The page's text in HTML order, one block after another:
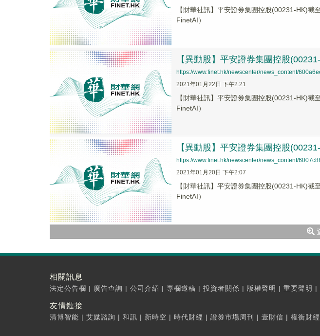
【財華社訊】平安證券集團控股(00231-HK)
FinetAI）
【異動股】平安證券集團控股
https://www.finet.hk/newscenter/news_content/
2021年01月22日 下午2:21
【財華社訊】平安證券集團控股(00231-HK)
FinetAI）
【異動股】平安證券集團控股
https://www.finet.hk/newscenter/news_content/
2021年01月20日 下午2:07
【財華社訊】平安證券集團控股(00231-HK)
FinetAI）
相關訊息
法定公告欄 | 廣告查詢 | 公司介紹 | 專欄邀稿 | 投資者關係 | 版權聲明 | 重要聲明 |
友情鏈接
清博智能 | 艾媒諮詢 | 和訊 | 新時空 | 時代財經 | 證券市場周刊 | 壹財信 | 權衡財經